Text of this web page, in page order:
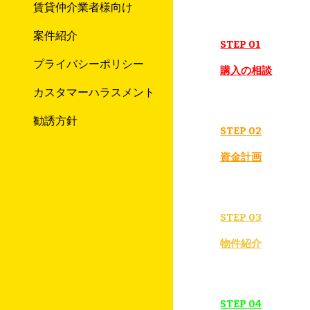
賃貸仲介業者様向け
案件紹介
プライバシーポリシー
カスタマーハラスメント
勧誘方針
STEP 01
購入の相談
STEP 02
資金計画
STEP 03
物件紹介
STEP 04